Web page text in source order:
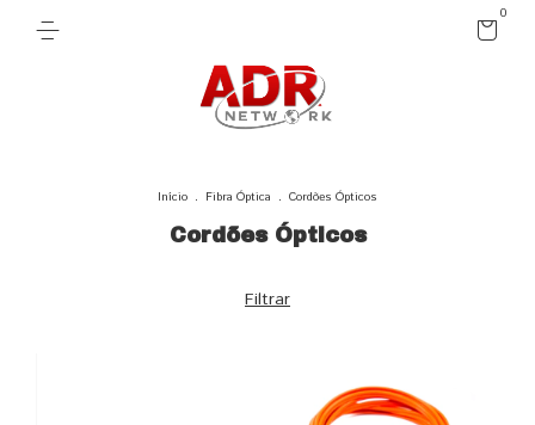
0
Início . Fibra Óptica . Cordões Ópticos
Cordões Ópticos
Filtrar